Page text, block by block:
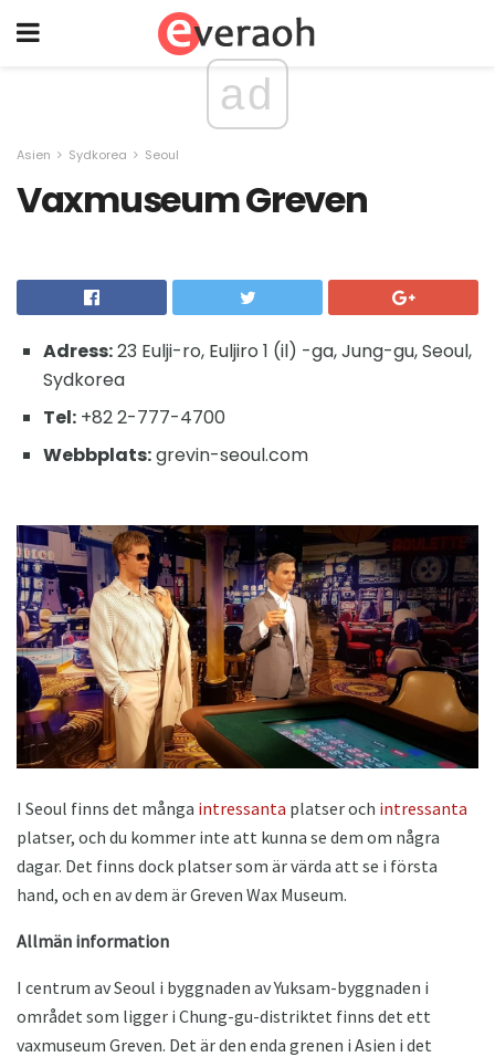
ad
Asien Sydkorea Seoul
Vaxmuseum Greven
Adress:23 Eulji-ro, Euljiro 1 (il) -ga, Jung-gu, Seoul,
Sydkorea
Tel: +82 2-777-4700
Webbplats:grevin-seoul.com
I Seoul finns det många intressanta platser och intressanta
platser, och du kommer inte att kunna se dem om några
dagar. Det finns dock platser som är värda att se i första
hand, och en av dem är Greven Wax Museum.
Allmän information
I centrum av Seoul i byggnaden av Yuksam-byggnaden i
området som ligger i Chung-gu-distriktet finns det ett
vaxmuseum Greven. Det är den enda grenen i Asien i det